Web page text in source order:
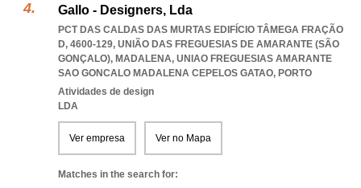
Gallo - Designers, Lda
PCT DAS CALDAS DAS MURTAS EDIFÍCIO TÂMEGA FRAÇÃO
D, 4600-129, UNIÃO DAS FREGUESIAS DE AMARANTE (SÃO
GONÇALO), MADALENA, UNIAO FREGUESIAS AMARANTE
SAO GONCALO MADALENA CEPELOS GATAO, PORTO
Atividades de design
LDA
Ver empresa Ver no Mapa
Matches in the search for: